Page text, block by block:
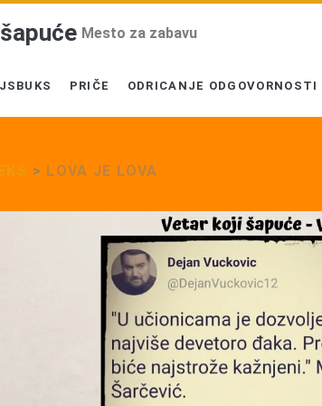
Mesto za zabavu
PRIČE ODRICANJE ODGOVORNOSTI
> LOVA JE LOVA